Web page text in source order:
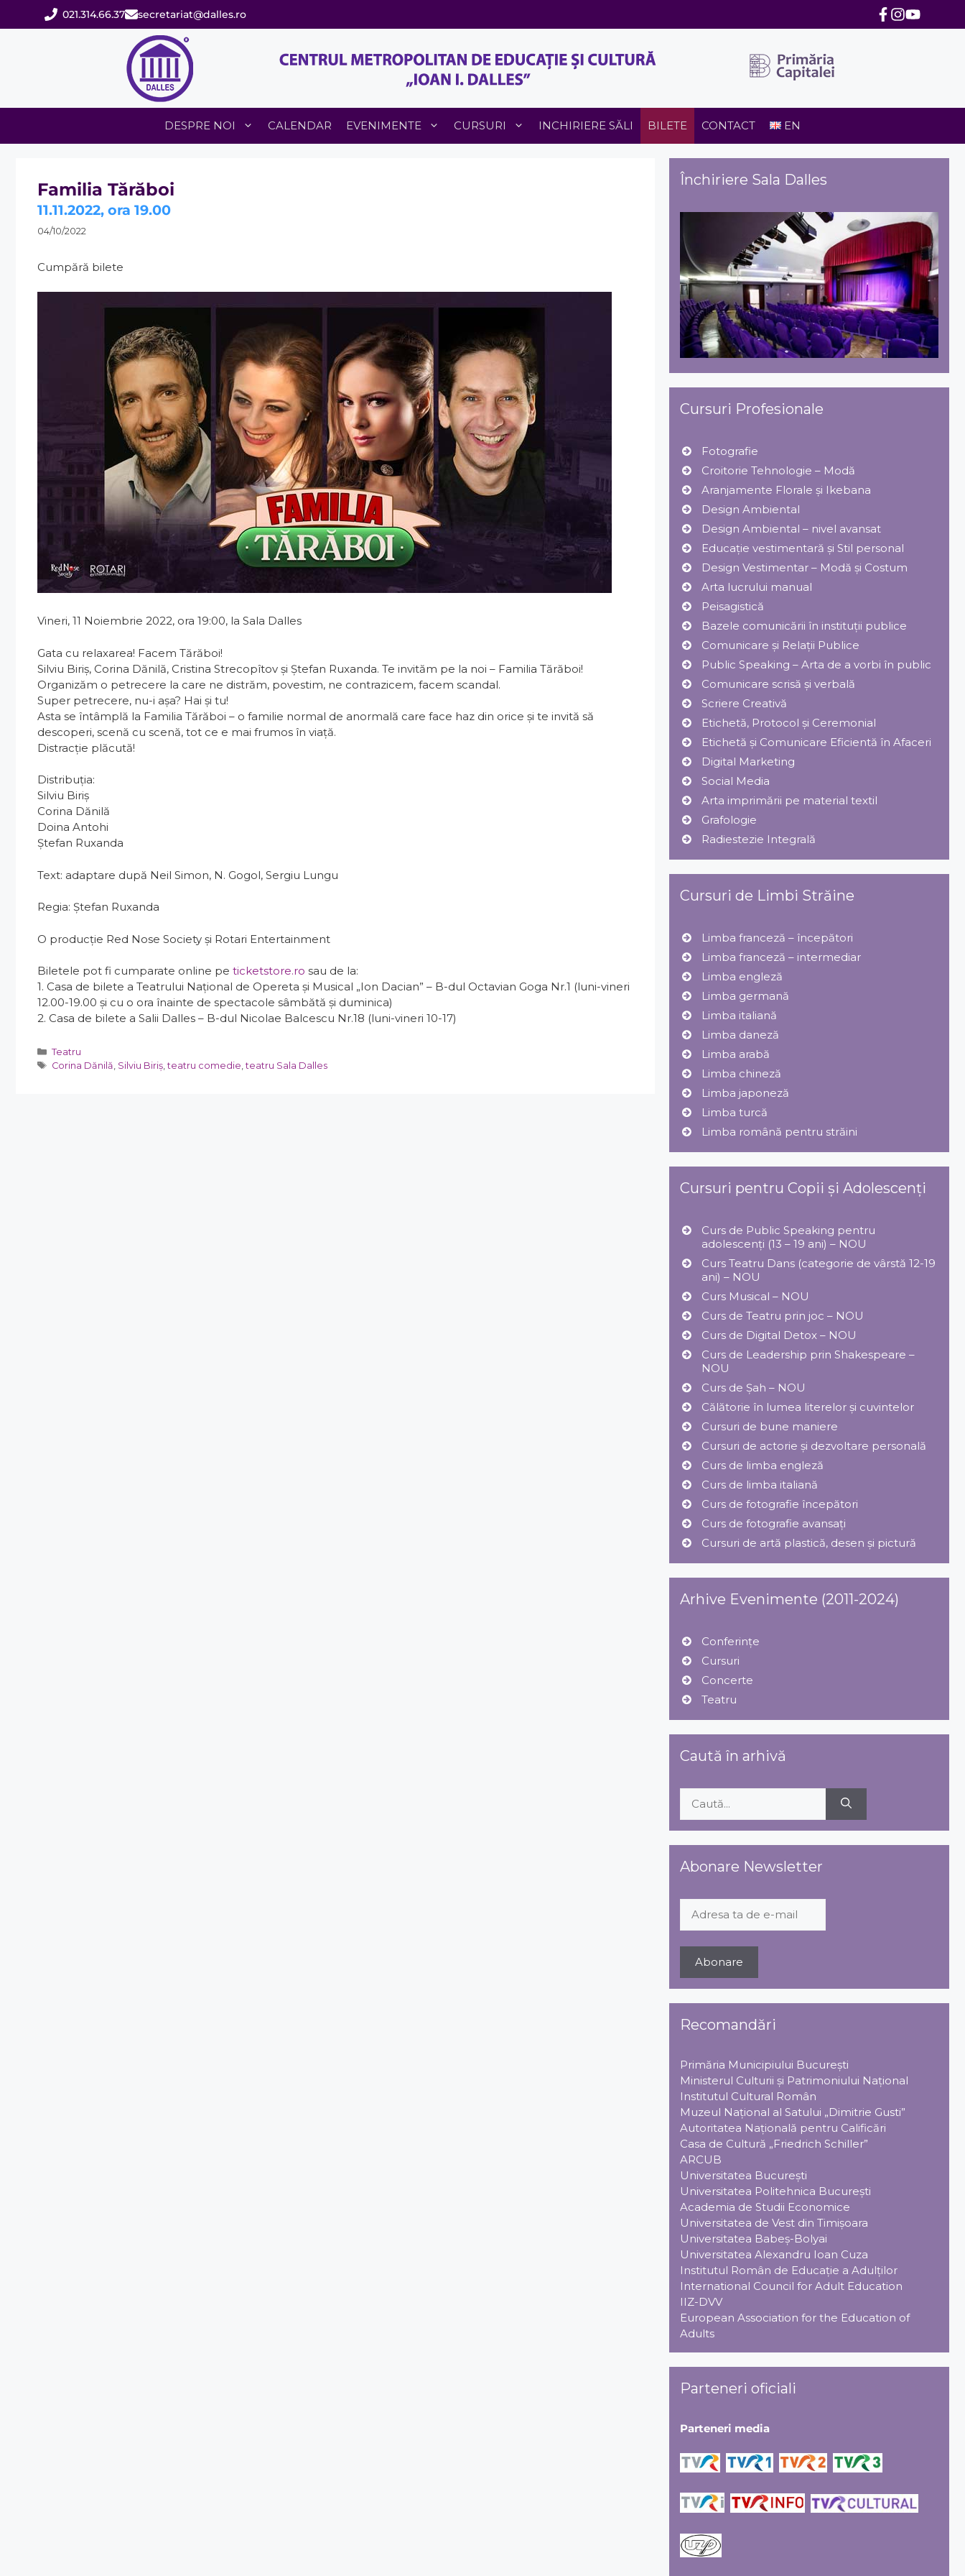
021.314.66.37 secretariat@dalles.ro
DESPRE NOI CALENDAR EVENIMENTE CURSURI INCHIRIERE SĂLI BILETE CONTACT EN
Familia Tărăboi
11.11.2022, ora 19.00
04/10/2022
Cumpără bilete
Vineri, 11 Noiembrie 2022, ora 19:00, la Sala Dalles
Gata cu relaxarea! Facem Tărăboi!
Silviu Biriș, Corina Dănilă, Cristina Strecopîtov și Ștefan Ruxanda. Te invităm pe la noi – Familia Tărăboi!
Organizăm o petrecere la care ne distrăm, povestim, ne contrazicem, facem scandal.
Super petrecere, nu-i așa? Hai și tu!
Asta se întâmplă la Familia Tărăboi – o familie normal de anormală care face haz din orice și te invită să
descoperi, scenă cu scenă, tot ce e mai frumos în viață.
Distracție plăcută!
Distribuția:
Silviu Biriș
Corina Dănilă
Doina Antohi
Ștefan Ruxanda
Text: adaptare după Neil Simon, N. Gogol, Sergiu Lungu
Regia: Ștefan Ruxanda
O producție Red Nose Society și Rotari Entertainment
Biletele pot fi cumparate online pe ticketstore.ro sau de la:
1. Casa de bilete a Teatrului Național de Opereta și Musical „Ion Dacian” – B-dul Octavian Goga Nr.1 (luni-vineri
12.00-19.00 și cu o ora înainte de spectacole sâmbătă și duminica)
2. Casa de bilete a Salii Dalles – B-dul Nicolae Balcescu Nr.18 (luni-vineri 10-17)
Categorii
Teatru
Etichete
Corina Dănilă Silviu Biriș ,teatru comedie ,teatru Sala Dalles
Închiriere Sala Dalles
Cursuri Profesionale
Fotografie
Croitorie Tehnologie – Modă
Aranjamente Florale şi Ikebana
Design Ambiental
Design Ambiental – nivel avansat
Educație vestimentară și Stil personal
Design Vestimentar – Modă şi Costum
Arta lucrului manual
Peisagistică
Bazele comunicării în instituții publice
Comunicare și Relaţii Publice
Public Speaking – Arta de a vorbi în public
Comunicare scrisă și verbală
Scriere Creativă
Etichetă, Protocol şi Ceremonial
Etichetă și Comunicare Eficientă în Afaceri
Digital Marketing
Social Media
Arta imprimării pe material textil
Grafologie
Radiestezie Integrală
Cursuri de Limbi Străine
Limba franceză – începători
Limba franceză – intermediar
Limba engleză
Limba germană
Limba italiană
Limba daneză
Limba arabă
Limba chineză
Limba japoneză
Limba turcă
Limba română pentru străini
Cursuri pentru Copii și Adolescenți
Curs de Public Speaking pentru
adolescenți (13 – 19 ani) – NOU
Curs Teatru Dans (categorie de vârstă 12-19
ani) – NOU
Curs Musical – NOU
Curs de Teatru prin joc – NOU
Curs de Digital Detox – NOU
Curs de Leadership prin Shakespeare –
NOU
Curs de Șah – NOU
Călătorie în lumea literelor și cuvintelor
Cursuri de bune maniere
Cursuri de actorie și dezvoltare personală
Curs de limba engleză
Curs de limba italiană
Curs de fotografie începători
Curs de fotografie avansați
Cursuri de artă plastică, desen și pictură
Arhive Evenimente (2011-2024)
Conferințe
Cursuri
Concerte
Teatru
Caută în arhivă
după:
Abonare Newsletter
Recomandări
Primăria Municipiului Bucureşti
Ministerul Culturii şi Patrimoniului Naţional
Institutul Cultural Român
Muzeul Național al Satului „Dimitrie Gusti”
Autoritatea Națională pentru Calificări
Casa de Cultură „Friedrich Schiller”
ARCUB
Universitatea Bucureşti
Universitatea Politehnica Bucureşti
Academia de Studii Economice
Universitatea de Vest din Timişoara
Universitatea Babeş-Bolyai
Universitatea Alexandru Ioan Cuza
Institutul Român de Educaţie a Adulţilor
International Council for Adult Education
IIZ-DVV
European Association for the Education of
Adults
Parteneri oficiali
Parteneri media